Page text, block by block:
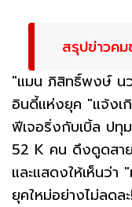
สรุปข่าวค
"แมน ภิสิทธิ์พงษ์ น
อินดี้แห่งยุค "แจ้งเ
ฟีเจอริ่งกับเบิ้ล ปทุ
52 K คน ดึงดูดสา
และแสดงให้เห็นว่า
ยุคใหม่อย่างไม่ลดละ!